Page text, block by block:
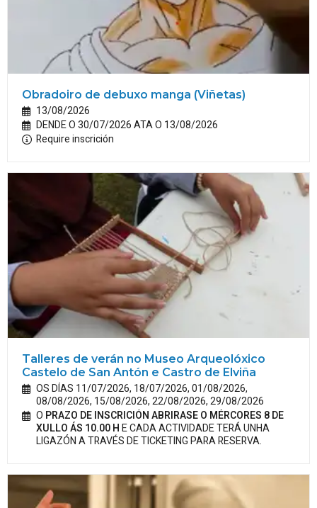
Obradoiro de debuxo manga (Viñetas)
13/08/2026
DENDE O 30/07/2026 ATA O 13/08/2026
Require inscrición
Talleres de verán no Museo Arqueolóxico
Castelo de San Antón e Castro de Elviña
OS DÍAS 11/07/2026, 18/07/2026, 01/08/2026,
08/08/2026, 15/08/2026, 22/08/2026, 29/08/2026
O PRAZO DE INSCRICIÓN ABRIRASE O MÉRCORES 8 DE
XULLO ÁS 10.00 HE CADA ACTIVIDADE TERÁ UNHA
LIGAZÓN A TRAVÉS DE TICKETING PARA RESERVA.